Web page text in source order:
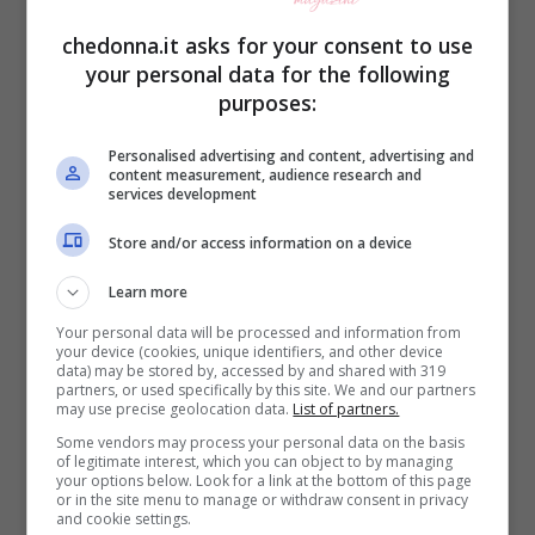
proposito, arrivano degli spoiler che non
promettono nulla di buono per lei, anzi
parla diun epilogo drammatico.
Che fine farà Sirin nelle
ultime puntate de La forza di
una donna?
SeppureLa forza di una donnasia solo
all’inizio e manchi ancora diverso tempo al
finale di stagione, c’è già chi non vede l’ora
di sapere come andrà a finire. E,
chedonna.it asks for your consent to use
your personal data for the following
purposes:
Personalised advertising and content, advertising and
content measurement, audience research and
services development
Store and/or access information on a device
Learn more
Your personal data will be processed and information from
your device (cookies, unique identifiers, and other device
data) may be stored by, accessed by and shared with 319
partners, or used specifically by this site. We and our partners
may use precise geolocation data. List of partners.
Some vendors may process your personal data on the basis
of legitimate interest, which you can object to by managing
your options below. Look for a link at the bottom of this page
or in the site menu to manage or withdraw consent in privacy
and cookie settings.